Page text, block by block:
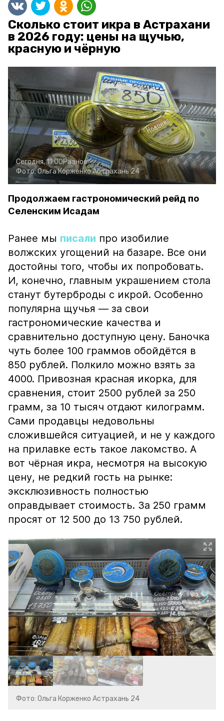
Сколько стоит икра в Астрахани
в 2026 году: цены на щучью,
красную и чёрную
Сегодня, 11:00Разное
Фото:Ольга КорженкоАстрахань 24
Продолжаем гастрономический рейд по
Селенским Исадам
Ранее мы писали про изобилие
волжских угощений на базаре. Все они
достойны того, чтобы их попробовать.
И, конечно, главным украшением стола
станут бутерброды с икрой. Особенно
популярна щучья — за свои
гастрономические качества и
сравнительно доступную цену. Баночка
чуть более 100 граммов обойдётся в
850 рублей. Полкило можно взять за
4000. Привозная красная икорка, для
сравнения, стоит 2500 рублей за 250
грамм, за 10 тысяч отдают килограмм.
Сами продавцы недовольны
сложившейся ситуацией, и не у каждого
на прилавке есть такое лакомство. А
вот чёрная икра, несмотря на высокую
цену, не редкий гость на рынке:
эксклюзивность полностью
оправдывает стоимость. За 250 грамм
просят от 12 500 до 13 750 рублей.
Фото: Ольга Корженко Астрахань 24